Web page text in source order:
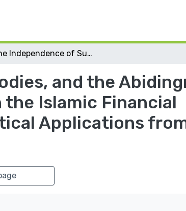
The Independence of Supervisory Bodies, and the Abidingness of their Legal Verdicts and Decisions in the Islamic Financial Institutions (With Examples on Practical Applications from the Hashemite Kingdom of Jordan)
and the
Islamic Financial
Applications